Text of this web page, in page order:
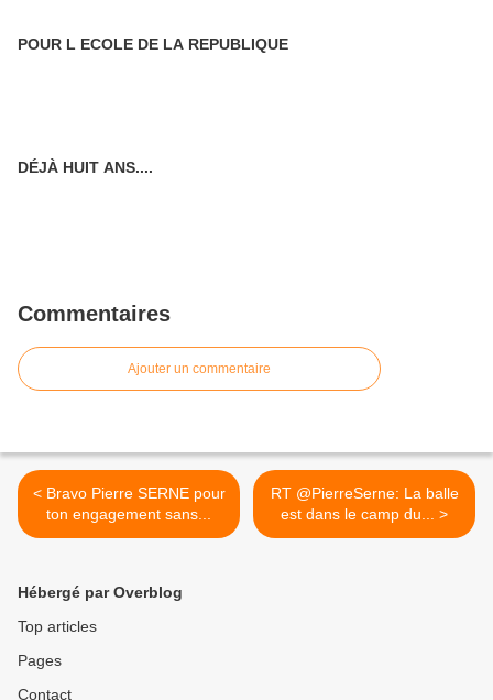
POUR L ECOLE DE LA REPUBLIQUE
DÉJÀ HUIT ANS....
Commentaires
Ajouter un commentaire
< Bravo Pierre SERNE pour
ton engagement sans...
RT @PierreSerne: La balle
est dans le camp du... >
Hébergé par Overblog
Top articles
Pages
Contact